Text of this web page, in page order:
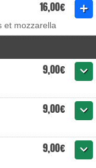
16,00€
et mozzarella
9,00€
9,00€
9,00€